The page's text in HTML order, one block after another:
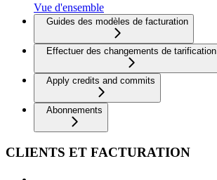
Vue d'ensemble
Guides des modèles de facturation
Effectuer des changements de tarification
Apply credits and commits
Abonnements
CLIENTS ET FACTURATION